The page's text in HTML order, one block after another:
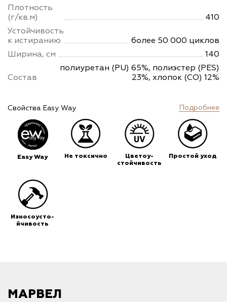
Плотность
(г/кв.м)
410
Устойчивость
к истиранию
более 50 000 циклов
Ширина, см
140
Состав
полиуретан (PU) 65%, полиэстер (PES)
23%, хлопок (CO) 12%
Свойства Easy Way Подробнее
Easy Way Не токсично
Цветоу-
стойчивость
Простой уход
Износоусто-
йчивость
МАРВЕЛ